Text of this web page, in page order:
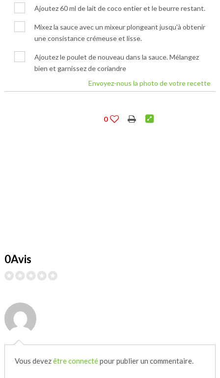
Ajoutez 60 ml de lait de coco entier et le beurre restant.
Mixez la sauce avec un mixeur plongeant jusqu'à obtenir
une consistance crémeuse et lisse.
Ajoutez le poulet de nouveau dans la sauce. Mélangez
bien et garnissez de coriandre
Envoyez-nous la photo de votre recette
0
0Avis
Vous devezêtre connectépour publier un commentaire.